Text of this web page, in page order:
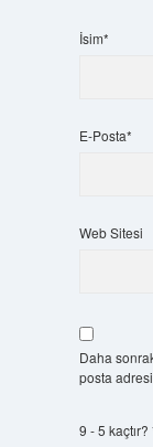
İsim*
E-Posta*
Web Sitesi
Daha
posta
9 - 5 kaçtır?